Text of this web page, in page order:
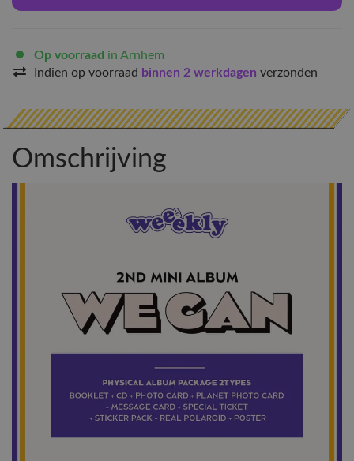
Op voorraad in Arnhem
Indien op voorraad binnen 2 werkdagen verzonden
Omschrijving